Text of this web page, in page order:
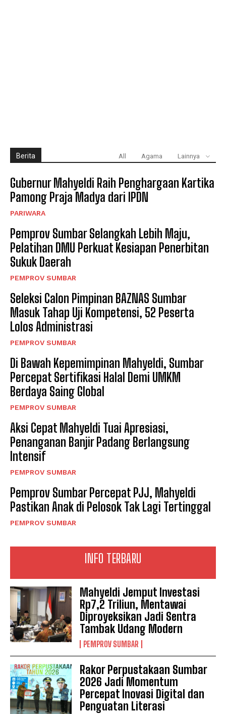
INFO TERBARU
Mahyeldi Jemput Investasi
Rp7,2 Triliun, Mentawai
Diproyeksikan Jadi Sentra
Tambak Udang Modern
PEMPROV SUMBAR
Rakor Perpustakaan Sumbar
2026 Jadi Momentum
Percepat Inovasi Digital dan
Penguatan Literasi
Berita All Agama Lainnya
Gubernur Mahyeldi Raih Penghargaan Kartika
Pamong Praja Madya dari IPDN
PARIWARA
Pemprov Sumbar Selangkah Lebih Maju,
Pelatihan DMU Perkuat Kesiapan Penerbitan
Sukuk Daerah
PEMPROV SUMBAR
Seleksi Calon Pimpinan BAZNAS Sumbar
Masuk Tahap Uji Kompetensi, 52 Peserta
Lolos Administrasi
PEMPROV SUMBAR
Di Bawah Kepemimpinan Mahyeldi, Sumbar
Percepat Sertifikasi Halal Demi UMKM
Berdaya Saing Global
PEMPROV SUMBAR
Aksi Cepat Mahyeldi Tuai Apresiasi,
Penanganan Banjir Padang Berlangsung
Intensif
PEMPROV SUMBAR
Pemprov Sumbar Percepat PJJ, Mahyeldi
Pastikan Anak di Pelosok Tak Lagi Tertinggal
PEMPROV SUMBAR